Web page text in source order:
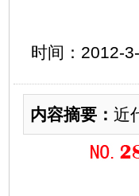
时间：2012-
内容摘要： 近